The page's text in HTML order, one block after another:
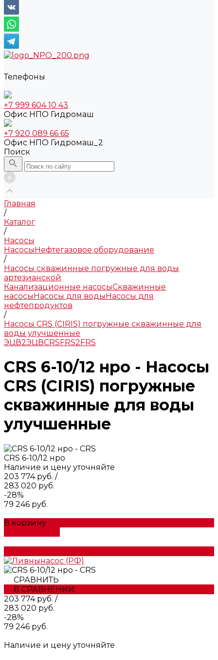
Телефоны
+7 999 604 10 43
Офис НПО Гидромаш
+7 920 089 66 65
Офис НПО Гидромаш_2
Поиск
Главная
/
Каталог
/
Насосы
НасосыНефтегазовое оборудование
/
Насосы скважинные погружные для воды
артезианской
Канализационные насосыСкважинные
насосыНасосы для водыНасосы для
нефтепродуктов
/
Насосы CRS (CIRIS) погружные скважинные для
воды улучшенные
ЭЦВ2ЭЦВCRSFRS2FRS
CRS 6-10/12 нро - Насосы
CRS (CIRIS) погружные
скважинные для воды
улучшенные
CRS 6-10/12 нро
Наличие и цену уточняйте
203 774 руб. /
283 020 руб.
-28%
79 246 руб.
В корзину
СРАВНИТЬ
В СРАВНЕНИИ
203 774 руб. /
283 020 руб.
-28%
79 246 руб.
Наличие и цену уточняйте